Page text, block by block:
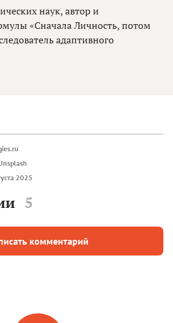
наук, автор и
«Сначала Личность, потом
адаптивного
2025
5
комментарий